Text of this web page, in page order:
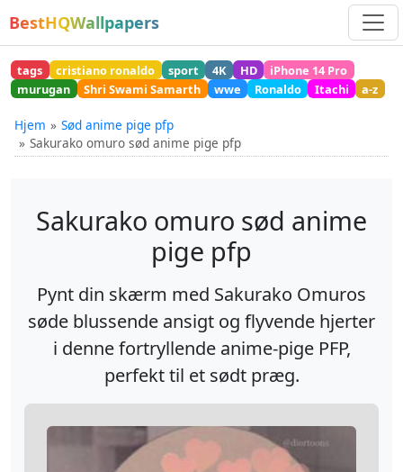
BestHQWallpapers
tags cristiano ronaldo sport 4K HD
iPhone 14 Pro
murugan
Shri Swami Samarth wwe Ronaldo Itachi a-z
Hjem
Sød anime pige pfp
Sakurako omuro sød anime pige pfp
Sakurako omuro sød anime
pige pfp
Pynt din skærm med Sakurako Omuros
søde blussende ansigt og flyvende hjerter
i denne fortryllende anime-pige PFP,
perfekt til et sødt præg.